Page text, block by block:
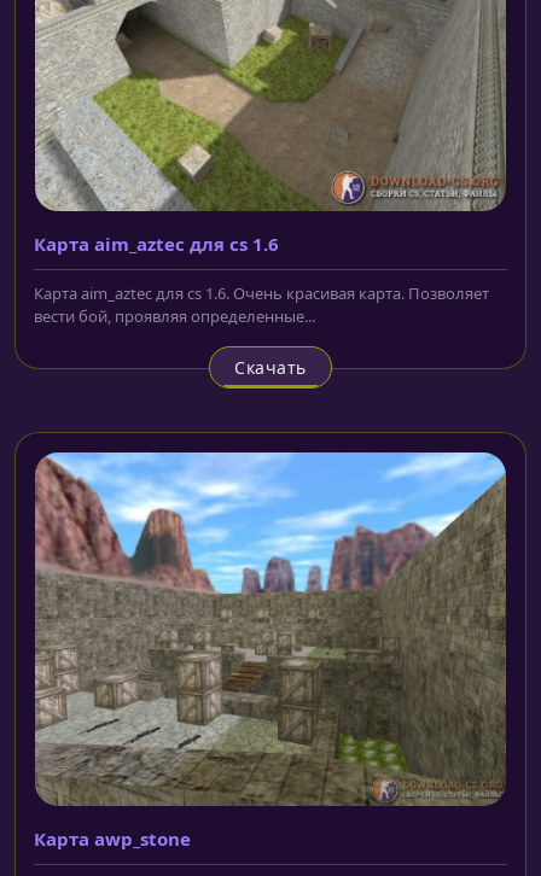
Карта aim_aztec для cs 1.6
Карта aim_aztec для cs 1.6. Очень красивая карта. Позволяет
вести бой, проявляя определенные...
Скачать
Карта awp_stone